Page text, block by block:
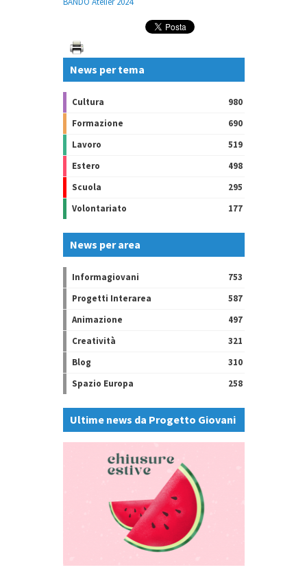
News per tema
Cultura
980
Formazione
690
Lavoro
519
Estero
498
Scuola
295
Volontariato
177
News per area
Informagiovani
753
Progetti Interarea
587
Animazione
497
Creatività
321
Blog
310
Spazio Europa
258
Ultime news da Progetto Giovani